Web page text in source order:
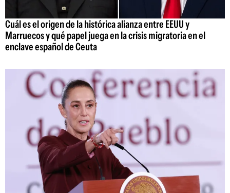
Cuál es el origen de la histórica alianza entre EEUU y
Marruecos y qué papel juega en la crisis migratoria en el
enclave español de Ceuta